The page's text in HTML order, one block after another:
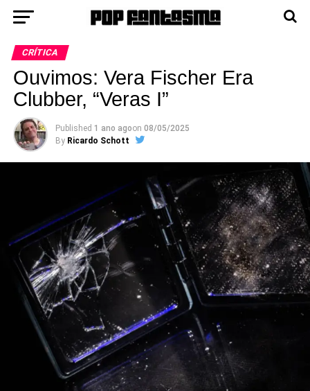
CRÍTICA
Ouvimos: Vera Fischer Era
Clubber, “Veras I”
Published 1 ano agoon 08/05/2025
By Ricardo Schott